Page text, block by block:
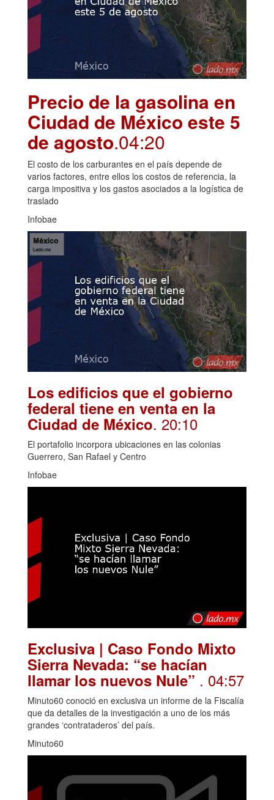
Precio de la gasolina en
Ciudad de México este 5
de agosto.04:20
El costo de los carburantes en el país depende de
varios factores, entre ellos los costos de referencia, la
carga impositiva y los gastos asociados a la logística de
traslado
Infobae
Los edificios que el gobierno
federal tiene en venta en la
Ciudad de México. 20:10
El portafolio incorpora ubicaciones en las colonias
Guerrero, San Rafael y Centro
Infobae
Exclusiva | Caso Fondo Mixto
Sierra Nevada: “se hacían
llamar los nuevos Nule” . 04:57
Minuto60 conoció en exclusiva un informe de la Fiscalía
que da detalles de la investigación a uno de los más
grandes ‘contrataderos’ del país.
Minuto60